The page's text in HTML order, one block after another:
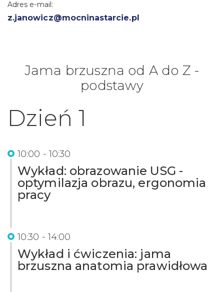
Adres e-mail:
z.janowicz@mocninastarcie.pl
Jama brzuszna od A do Z -
podstawy
Dzień 1
10:00 - 10:30
Wykład: obrazowanie USG -
optymilazja obrazu, ergonomia
pracy
10:30 - 14:00
Wykład i ćwiczenia: jama
brzuszna anatomia prawidłowa